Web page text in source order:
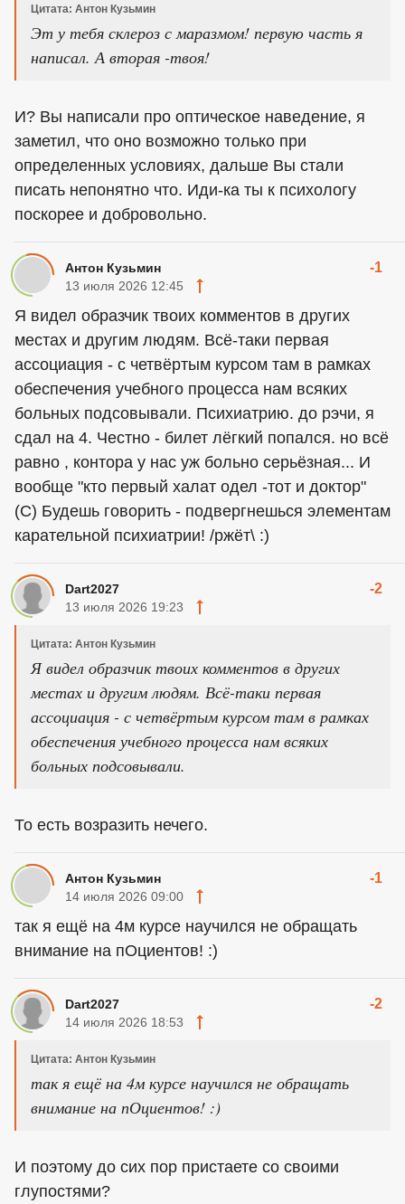
Цитата: Антон Кузьмин
Эт у тебя склероз с маразмом! первую часть я
написал. А вторая -твоя!
И? Вы написали про оптическое наведение, я
заметил, что оно возможно только при
определенных условиях, дальше Вы стали
писать непонятно что. Иди-ка ты к психологу
поскорее и добровольно.
Антон Кузьмин -1
13 июля 2026 12:45
Я видел образчик твоих комментов в других
местах и другим людям. Всё-таки первая
ассоциация - с четвёртым курсом там в рамках
обеспечения учебного процесса нам всяких
больных подсовывали. Психиатрию. до рэчи, я
сдал на 4. Честно - билет лёгкий попался. но всё
равно , контора у нас уж больно серьёзная... И
вообще "кто первый халат одел -тот и доктор"
(С) Будешь говорить - подвергнешься элементам
карательной психиатрии! /ржёт\ :)
Dart2027 -2
13 июля 2026 19:23
Цитата: Антон Кузьмин
Я видел образчик твоих комментов в других
местах и другим людям. Всё-таки первая
ассоциация - с четвёртым курсом там в рамках
обеспечения учебного процесса нам всяких
больных подсовывали.
То есть возразить нечего.
Антон Кузьмин -1
14 июля 2026 09:00
так я ещё на 4м курсе научился не обращать
внимание на пОциентов! :)
Dart2027 -2
14 июля 2026 18:53
Цитата: Антон Кузьмин
так я ещё на 4м курсе научился не обращать
внимание на пОциентов! :)
И поэтому до сих пор пристаете со своими
глупостями?